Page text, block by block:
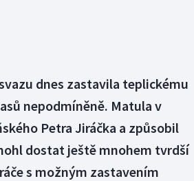
dnes zastavila teplickému
nepodmíněně. Matula v
Petra Jiráčka a způsobil
dostat ještě mnohem tvrdší
s možným zastavením